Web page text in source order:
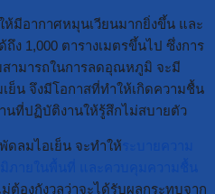
มีอากาศหมุนเวียนมากยิ่งขึ้น และ
ง 1,000 ตารางเมตรขึ้นไป ซึ่งการ
ามารถในการลดอุณหภูมิ จะมี
ย็น จึงมีโอกาสที่ทำให้เกิดความชื้น
นที่ปฏิบัติงานให้รู้สึกไม่สบายตัว
ลมไอเย็น จะทำให้
ต้องกังวลว่าจะได้รับผลกระทบจาก